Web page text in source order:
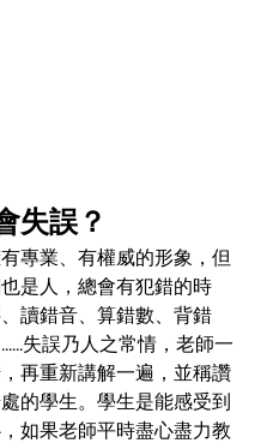
失誤？
專業、有權威的形象，但
是人，總會有犯錯的時
讀錯音、算錯數、背錯
失誤乃人之常情，老師一
再重新講解一遍，並稱讚
的學生。學生是能感受到
如果老師平時盡心盡力教